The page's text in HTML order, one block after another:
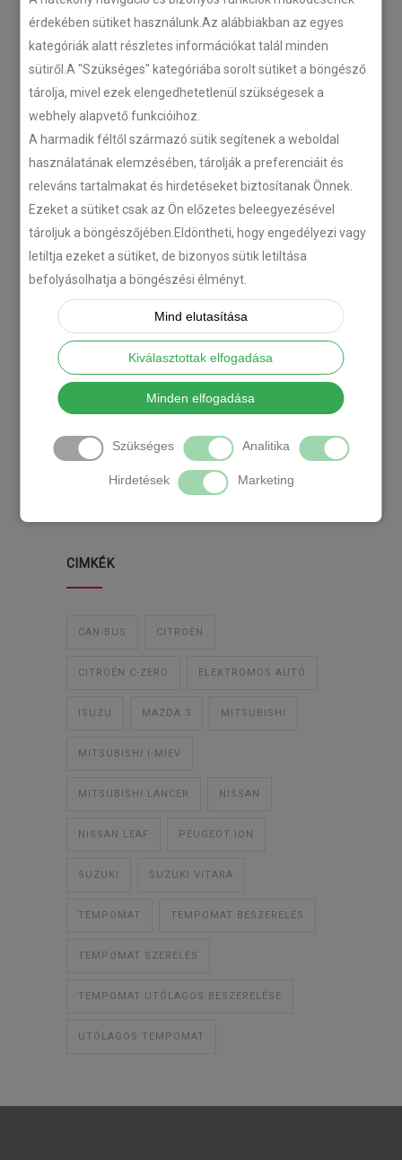
érdekében sütiket használunk.Az alábbiakban az egyes
kategóriák alatt részletes információkat talál minden
sütiről.A "Szükséges" kategóriába sorolt sütiket a böngésző
tárolja, mivel ezek elengedhetetlenül szükségesek a
webhely alapvető funkcióihoz.
A harmadik féltől származó sütik segítenek a weboldal
használatának elemzésében, tárolják a preferenciáit és
releváns tartalmakat és hirdetéseket biztosítanak Önnek.
Ezeket a sütiket csak az Ön előzetes beleegyezésével
tároljuk a böngészőjében.Eldöntheti, hogy engedélyezi vagy
letiltja ezeket a sütiket, de bizonyos sütik letiltása
befolyásolhatja a böngészési élményt.
Mind elutasítása
Kiválasztottak elfogadása
Minden elfogadása
Szükséges Analitika
Hirdetések Marketing
N-szériás teherautókhoz
2018-07-26
Isuzu D-MAX 2006 –
Tempomat beszerelés
2018-06-12
Citroën C-Zero tempomat
2018-02-14
KATEGÓRIA
TEMPOMAT TEMPOMAT BESZERELÉS
UTÓLAGOS TEMPOMAT
CIMKÉK
CAN-BUS CITROËN
CITROËN C-ZERO ELEKTROMOS AUTÓ
ISUZU MAZDA 3 MITSUBISHI
MITSUBISHI I-MIEV
MITSUBISHI LANCER NISSAN
NISSAN LEAF PEUGEOT ION
SUZUKI SUZUKI VITARA
TEMPOMAT TEMPOMAT BESZERELÉS
TEMPOMAT SZERELÉS
TEMPOMAT UTÓLAGOS BESZERELÉSE
UTÓLAGOS TEMPOMAT